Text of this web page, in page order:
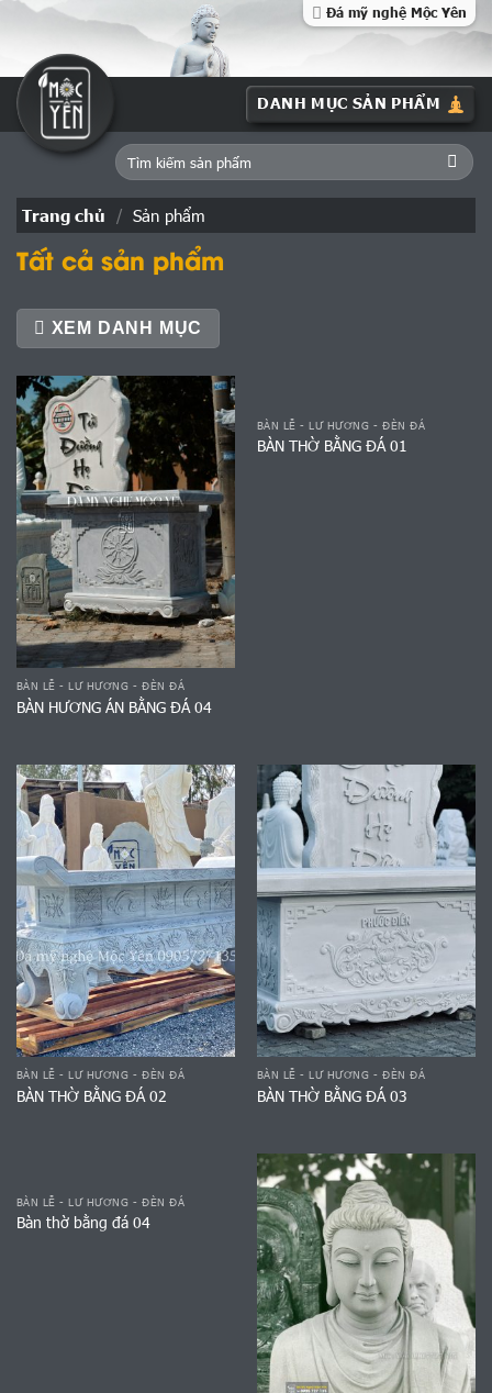
Skip
content
Đá mỹ nghệ Mộc Yên
Tìm
kiếm:
Trang chủ / Sản phẩm
Tất cả sản phẩm
XEM DANH MỤC
BÀN LỄ - LƯ HƯƠNG - ĐÈN ĐÁ
BÀN HƯƠNG ÁN BẰNG ĐÁ 04
BÀN LỄ - LƯ HƯƠNG - ĐÈN ĐÁ
BÀN THỜ BẰNG ĐÁ 01
BÀN LỄ - LƯ HƯƠNG - ĐÈN ĐÁ
BÀN THỜ BẰNG ĐÁ 02
BÀN LỄ - LƯ HƯƠNG - ĐÈN ĐÁ
BÀN THỜ BẰNG ĐÁ 03
BÀN LỄ - LƯ HƯƠNG - ĐÈN ĐÁ
Bàn thờ bằng đá 04